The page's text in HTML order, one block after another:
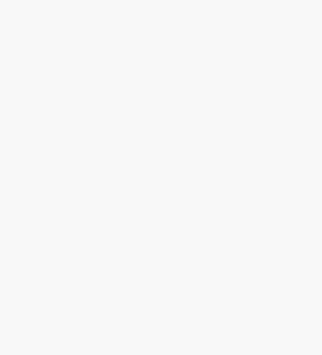
như bảng dưới.